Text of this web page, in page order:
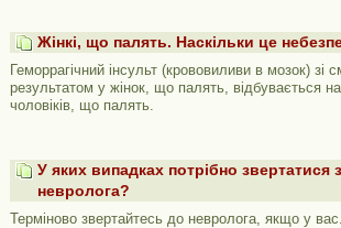
Жінкі, що палять. Наскільки це
Геморрагічний інсульт (крововиливи в мозок) зі
результатом у жінок, що палять, відбувається
чоловіків, що палять.
У яких випадках потрібно
невролога?
Терміново звертайтесь до невролога, якщо у